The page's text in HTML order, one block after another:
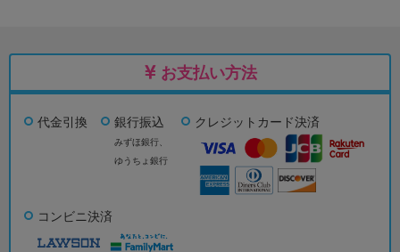
お支払い方法
代金引換 銀行振込
みずほ銀行、
ゆうちょ銀行
クレジットカード決済
コンビニ決済